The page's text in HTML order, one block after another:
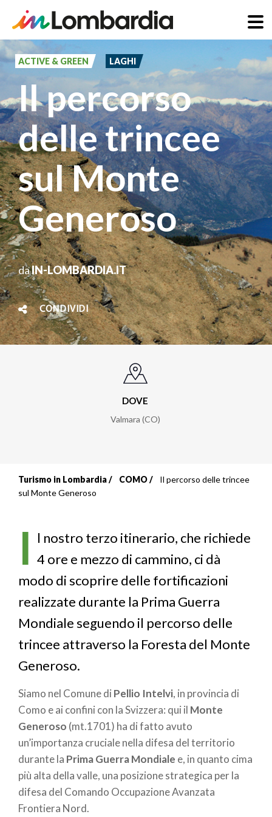
Salta
al
contenuto
principale
ACTIVE & GREEN LAGHI
Il percorso
delle trincee
sul Monte
Generoso
daIN-LOMBARDIA.IT
CONDIVIDI
DOVE
Valmara (CO)
Briciole
pane
Turismo in Lombardia COMO
Il percorso delle trincee
sul Monte Generoso
I l nostro terzo itinerario, che richiede
4 ore e mezzo di cammino, ci dà
modo di scoprire delle fortificazioni
realizzate durante la Prima Guerra
Mondiale seguendo il percorso delle
trincee attraverso la Foresta del Monte
Generoso.
Siamo nel Comune di Pellio Intelvi, in provincia di
Como e ai confini con la Svizzera: qui il Monte
Generoso (mt.1701) ha di fatto avuto
un’importanza cruciale nella difesa del territorio
durante la Prima Guerra Mondiale e, in quanto cima
più alta della valle, una posizione strategica per la
difesa del Comando Occupazione Avanzata
Frontiera Nord.